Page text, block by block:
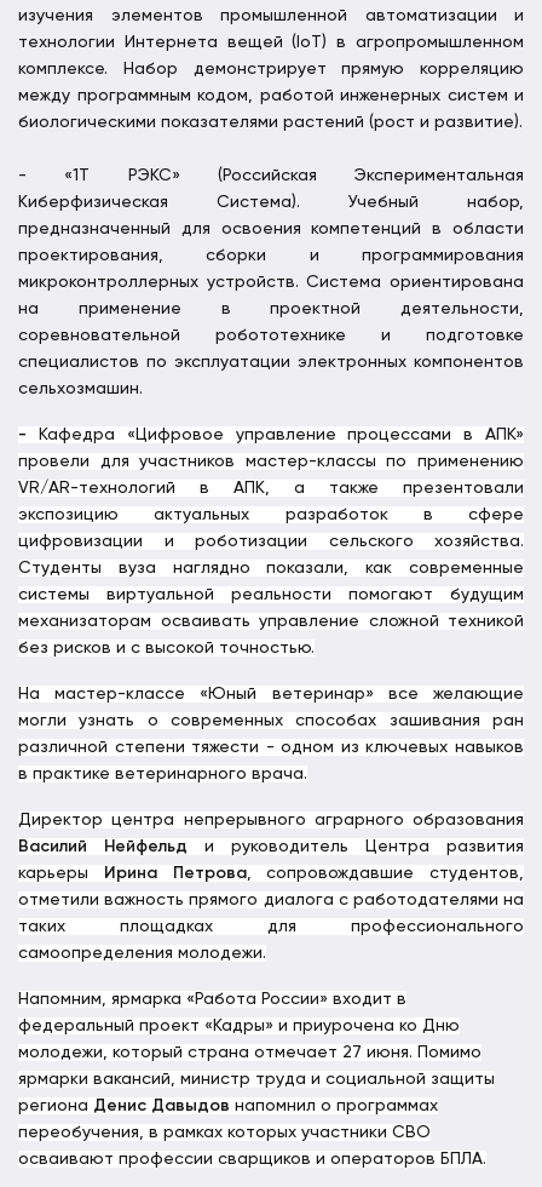
изучения элементов промышленной автоматизации и
технологии Интернета вещей (IoT) в агропромышленном
комплексе. Набор демонстрирует прямую корреляцию
между программным кодом, работой инженерных систем и
биологическими показателями растений (рост и развитие).
- «1Т РЭКС» (Российская Экспериментальная
Киберфизическая Система). Учебный набор,
предназначенный для освоения компетенций в области
проектирования, сборки и программирования
микроконтроллерных устройств. Система ориентирована
на применение в проектной деятельности,
соревновательной робототехнике и подготовке
специалистов по эксплуатации электронных компонентов
сельхозмашин.
-
Кафедра «Цифровое управление процессами в АПК»
провели для участников мастер-классы по применению
VR/AR-технологий в АПК, а также презентовали
экспозицию актуальных разработок в сфере
цифровизации и роботизации сельского хозяйства.
Студенты вуза наглядно показали, как современные
системы виртуальной реальности помогают будущим
механизаторам осваивать управление сложной техникой
без рисков и с высокой точностью.
На мастер-классе «Юный ветеринар» все желающие
могли узнать о современных способах зашивания ран
различной степени тяжести - одном из ключевых навыков
в практике ветеринарного врача.
Директор центра непрерывного аграрного образования
Василий Нейфельд и руководитель Центра развития
карьеры
Ирина Петрова, сопровождавшие студентов,
отметили важность прямого диалога с работодателями на
таких площадках для профессионального
самоопределения молодежи.
Напомним, ярмарка «Работа России» входит в
федеральный проект «Кадры» и приурочена ко Дню
молодежи, который страна отмечает 27 июня. Помимо
ярмарки вакансий, министр труда и социальной защиты
региона Денис Давыдов напомнил о программах
переобучения, в рамках которых участники СВО
осваивают профессии сварщиков и операторов БПЛА.